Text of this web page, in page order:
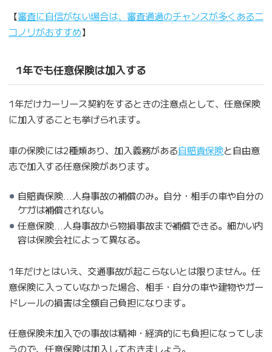
【審査に自信がない場合は、審査通過のチャンスが多くあるニ
コノリがおすすめ】
1年でも任意保険は加入する
1年だけカーリース契約をするときの注意点として、任意保険
に加入することも挙げられます。
車の保険には2種類あり、加入義務がある自賠責保険と自由意
志で加入する任意保険があります。
自賠責保険…人身事故の補償のみ。自分・相手の車や自分の
ケガは補償されない。
任意保険…人身事故から物損事故まで補償できる。細かい内
容は保険会社によって異なる。
1年だけとはいえ、交通事故が起こらないとは限りません。任
意保険に入っていなかった場合、相手・自分の車や建物やガー
ドレールの損害は全額自己負担になります。
任意保険未加入での事故は精神・経済的にも負担になってしま
うので、任意保険は加入しておきましょう。